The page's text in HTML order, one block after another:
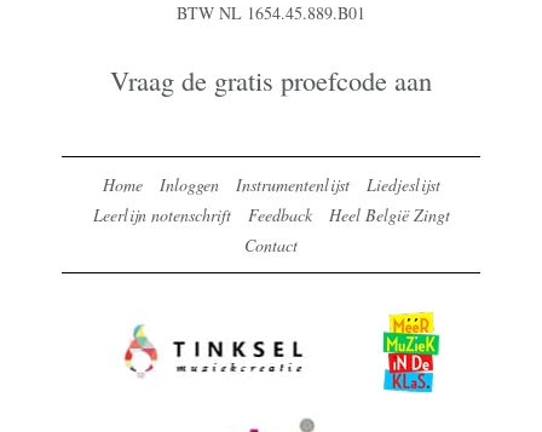
BTW NL 1654.45.889.B01
Vraag de gratis proefcode aan
Home Inloggen Instrumentenlijst
Liedjeslijst
Leerlijn notenschrift
Feedback
Heel België Zingt
Contact